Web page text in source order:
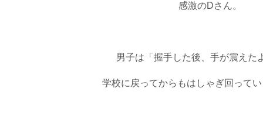
感激のDさん。
男子は「握手した後、手が震えた
学校に戻ってからもはしゃぎ回って